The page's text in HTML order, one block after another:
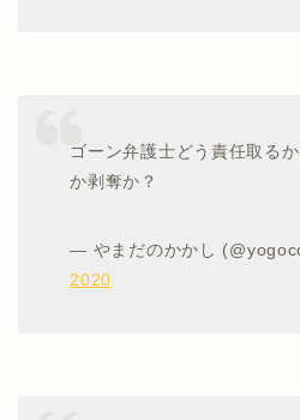
ゴーン弁護士どう責任取る
か剥奪か？
— やまだのかかし
2020